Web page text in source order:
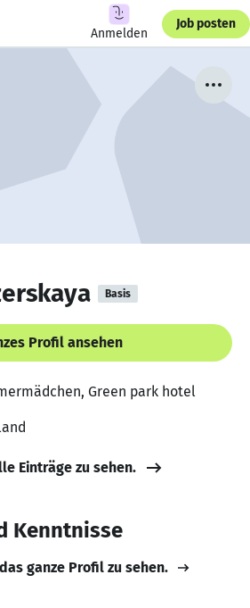
Anmelden
Job posten
Basis
Profil ansehen
Green park hotel
Einträge zu sehen.
Kenntnisse
ganze Profil zu sehen.